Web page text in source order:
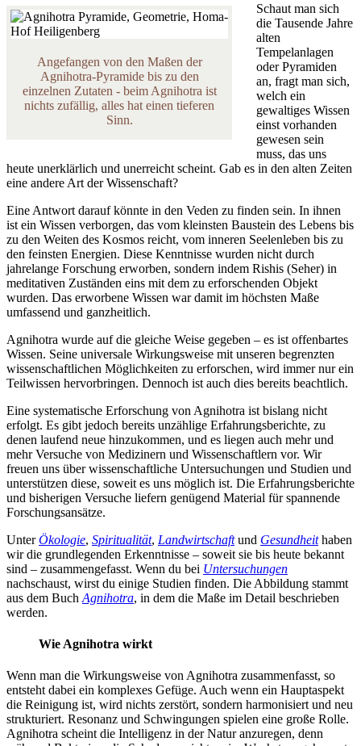
Angefangen von den Maßen der
Agnihotra-Pyramide bis zu den
einzelnen Zutaten - beim Agnihotra ist
nichts zufällig, alles hat einen tieferen
Sinn.
Schaut man sich
die Tausende Jahre
alten
Tempelanlagen
oder Pyramiden
an, fragt man sich,
welch ein
gewaltiges Wissen
einst vorhanden
gewesen sein
muss, das uns
heute unerklärlich und unerreicht scheint. Gab es in den alten Zeiten
eine andere Art der Wissenschaft?
Eine Antwort darauf könnte in den Veden zu finden sein. In ihnen
ist ein Wissen verborgen, das vom kleinsten Baustein des Lebens bis
zu den Weiten des Kosmos reicht, vom inneren Seelenleben bis zu
den feinsten Energien. Diese Kenntnisse wurden nicht durch
jahrelange Forschung erworben, sondern indem Rishis (Seher) in
meditativen Zuständen eins mit dem zu erforschenden Objekt
wurden. Das erworbene Wissen war damit im höchsten Maße
umfassend und ganzheitlich.
Agnihotra wurde auf die gleiche Weise gegeben – es ist offenbartes
Wissen. Seine universale Wirkungsweise mit unseren begrenzten
wissenschaftlichen Möglichkeiten zu erforschen, wird immer nur ein
Teilwissen hervorbringen. Dennoch ist auch dies bereits beachtlich.
Eine systematische Erforschung von Agnihotra ist bislang nicht
erfolgt. Es gibt jedoch bereits unzählige Erfahrungsberichte, zu
denen laufend neue hinzukommen, und es liegen auch mehr und
mehr Versuche von Medizinern und Wissenschaftlern vor. Wir
freuen uns über wissenschaftliche Untersuchungen und Studien und
unterstützen diese, soweit es uns möglich ist. Die Erfahrungsberichte
und bisherigen Versuche liefern genügend Material für spannende
Forschungsansätze.
UnterÖkologie, Spiritualität, Landwirtschaftund Gesundheithaben
wir die grundlegenden Erkenntnisse – soweit sie bis heute bekannt
sind – zusammengefasst. Wenn du bei Untersuchungen
nachschaust, wirst du einige Studien finden. Die Abbildung stammt
aus dem Buch Agnihotra, in dem die Maße im Detail beschrieben
werden.
Wie Agnihotra wirkt
Wenn man die Wirkungsweise von Agnihotra zusammenfasst, so
entsteht dabei ein komplexes Gefüge. Auch wenn ein Hauptaspekt
die Reinigung ist, wird nichts zerstört, sondern harmonisiert und neu
strukturiert. Resonanz und Schwingungen spielen eine große Rolle.
Agnihotra scheint die Intelligenz in der Natur anzuregen, denn